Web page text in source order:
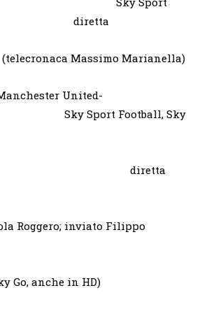
diretta
Massimo Marianella)
United-
Sport Football, Sky
4K diretta
Roggero; inviato Filippo
Go, anche in HD)